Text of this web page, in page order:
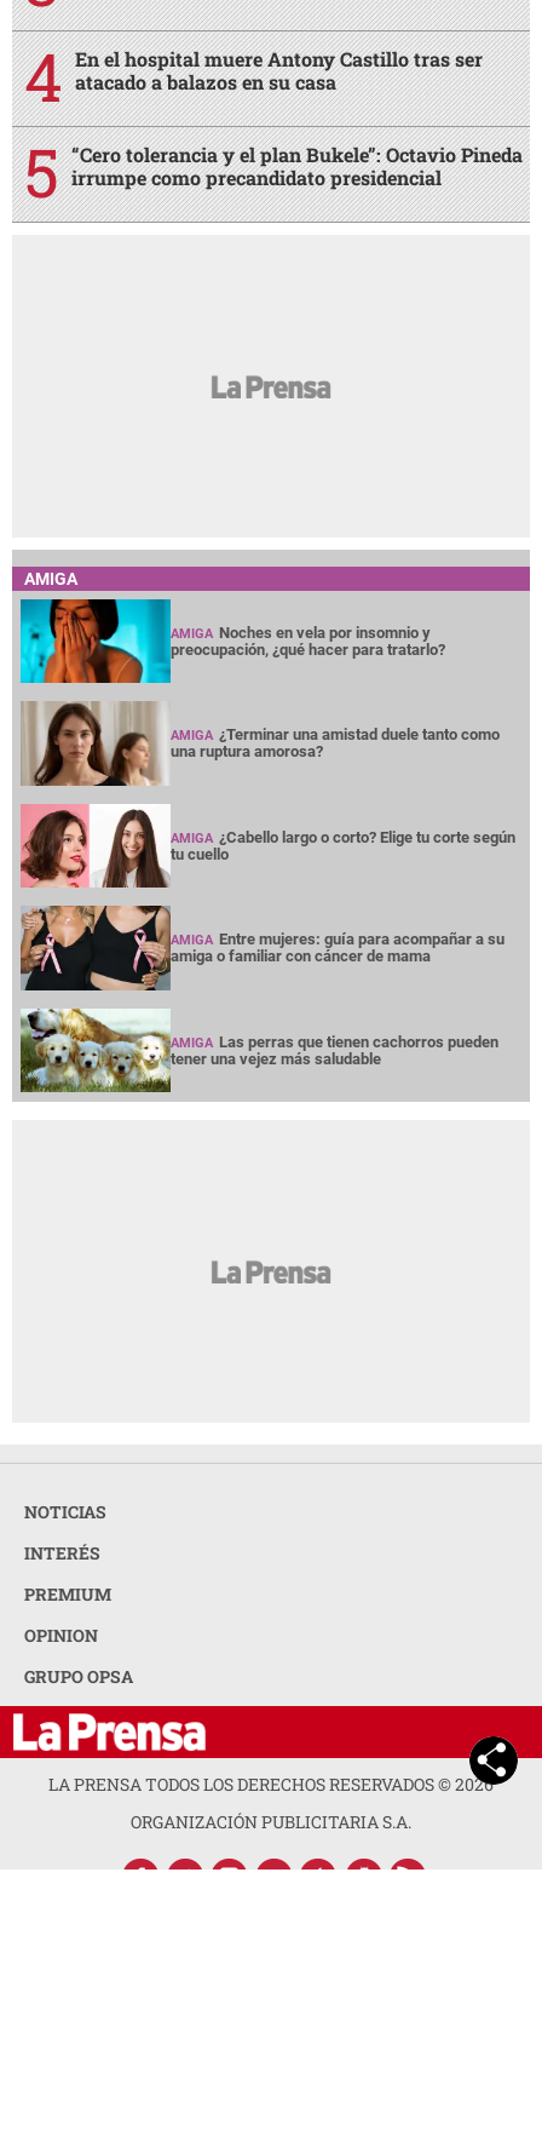
En el hospital muere Antony Castillo tras ser
atacado a balazos en su casa
“Cero tolerancia y el plan Bukele”: Octavio Pineda
irrumpe como precandidato presidencial
AMIGA
AMIGA Noches en vela por insomnio y
preocupación, ¿qué hacer para tratarlo?
AMIGA ¿Terminar una amistad duele tanto como
una ruptura amorosa?
AMIGA ¿Cabello largo o corto? Elige tu corte según
tu cuello
AMIGA Entre mujeres: guía para acompañar a su
amiga o familiar con cáncer de mama
AMIGA Las perras que tienen cachorros pueden
tener una vejez más saludable
NOTICIAS
INTERÉS
PREMIUM
OPINION
GRUPO OPSA
LA PRENSA TODOS LOS DERECHOS RESERVADOS ©2026
ORGANIZACIÓN PUBLICITARIA S.A.